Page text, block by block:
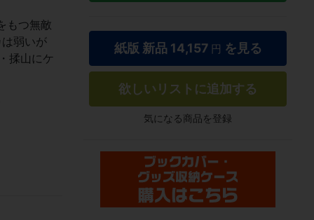
もつ無敵
弱いが
揉山にケ
紙版 新品 14,157 円 を見る
欲しいリストに追加する
気になる商品を登録